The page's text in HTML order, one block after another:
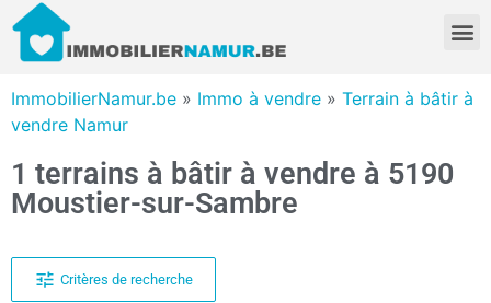
ImmobilierNamur.be » Immo à vendre » Terrain à bâtir à
vendre Namur
1 terrains à bâtir à vendre à 5190
Moustier-sur-Sambre
Critères de recherche